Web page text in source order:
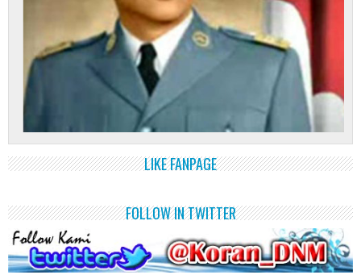
LIKE FANPAGE
FOLLOW IN TWITTER